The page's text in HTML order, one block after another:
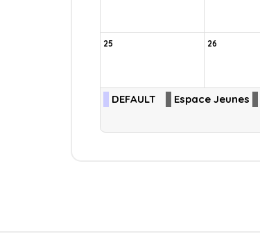
25 26
DEFAULT Espace Jeunes